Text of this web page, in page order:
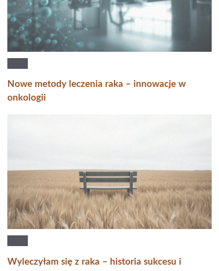
Nowe metody leczenia raka – innowacje w
onkologii
Wyleczyłam się z raka – historia sukcesu i